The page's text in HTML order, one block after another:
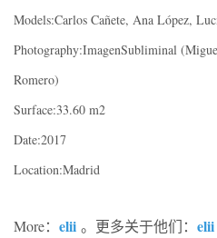
Models:Carlos Cañete, Ana López,
Photography:ImagenSubliminal
Romero)
Surface:33.60 m2
Date:2017
Location:Madrid
More： elii 。更多关于他们：